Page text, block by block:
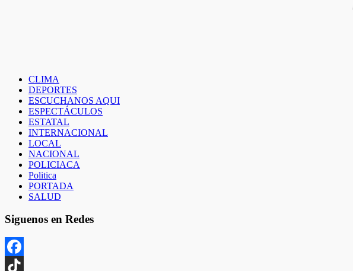
CLIMA
DEPORTES
ESCUCHANOS AQUI
ESPECTÁCULOS
ESTATAL
INTERNACIONAL
LOCAL
NACIONAL
POLICIACA
Politica
PORTADA
SALUD
Siguenos en Redes
Facebook